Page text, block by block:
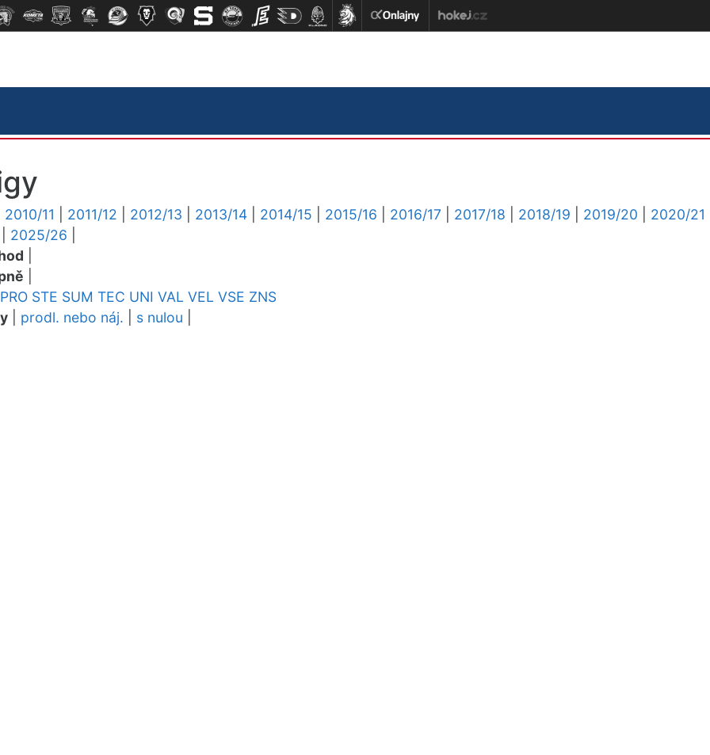
2010/11 2011/12 2012/13 2013/14 2014/15 2015/16 2016/17 2017/18 2018/19 2019/20
2020/21
2025/26
PRO STE SUM TEC UNI VAL VEL VSE ZNS
prodl. nebo náj. s nulou